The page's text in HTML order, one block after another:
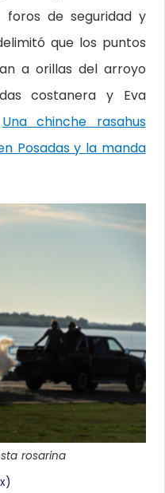
de seguridad y
que los puntos
a orillas del arroyo
costanera y Eva
Una chinche rasahus
Posadas y la manda
rosarina